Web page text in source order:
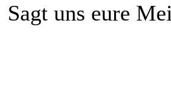
Sagt uns eure